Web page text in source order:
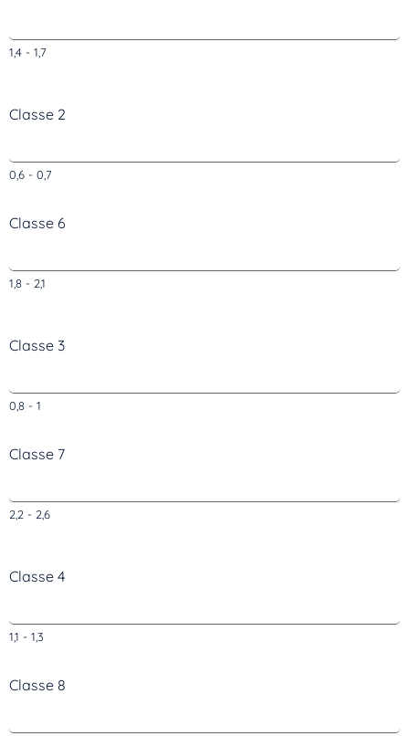
1,4 - 1,7
Classe 2
0,6 - 0,7
Classe 6
1,8 - 2,1
Classe 3
0,8 - 1
Classe 7
2,2 - 2,6
Classe 4
1,1 - 1,3
Classe 8
Inscrivez-vous dès maintenant